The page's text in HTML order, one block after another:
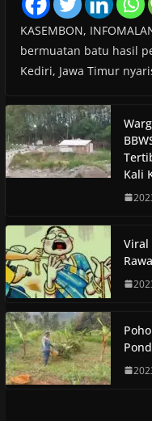
KASEMBON,
bermuatan batu hasil
Kediri, Jawa Timur
Kali
Viral